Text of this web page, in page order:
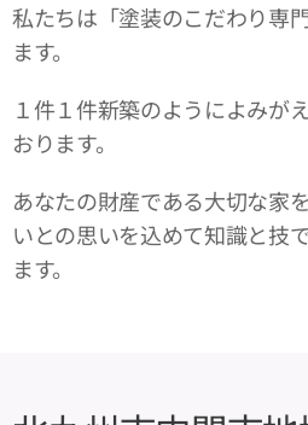
私たちは「塗装のこだわり専
ます。
１件１件新築のようによみが
おります。
あなたの財産である大切な家
いとの思いを込めて知識と技
ます。